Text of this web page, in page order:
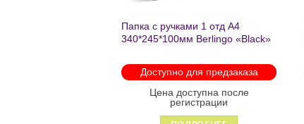
Папка с ручками 1 отд А4
340*245*100мм Berlingo «Black»
Доступно для предзаказа
Цена доступна после
регистрации